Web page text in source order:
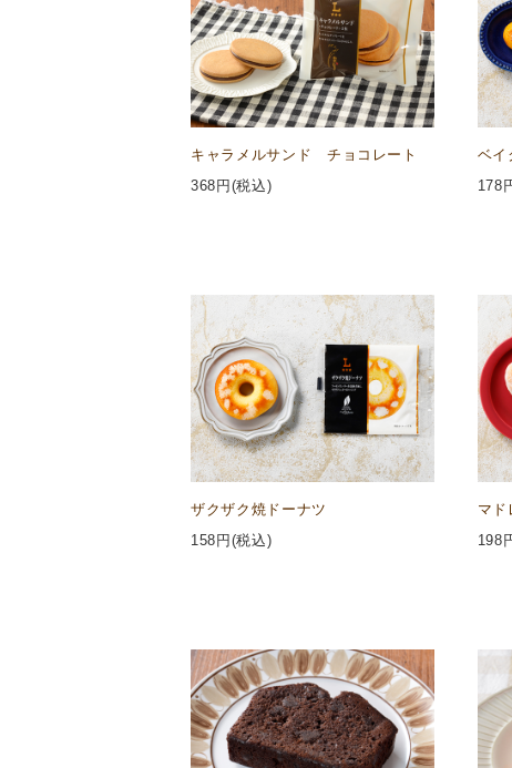
キャラメルサンド チョコレート
368 円(税込)
ベイ
178
ザクザク焼ドーナツ
158 円(税込)
マド
198